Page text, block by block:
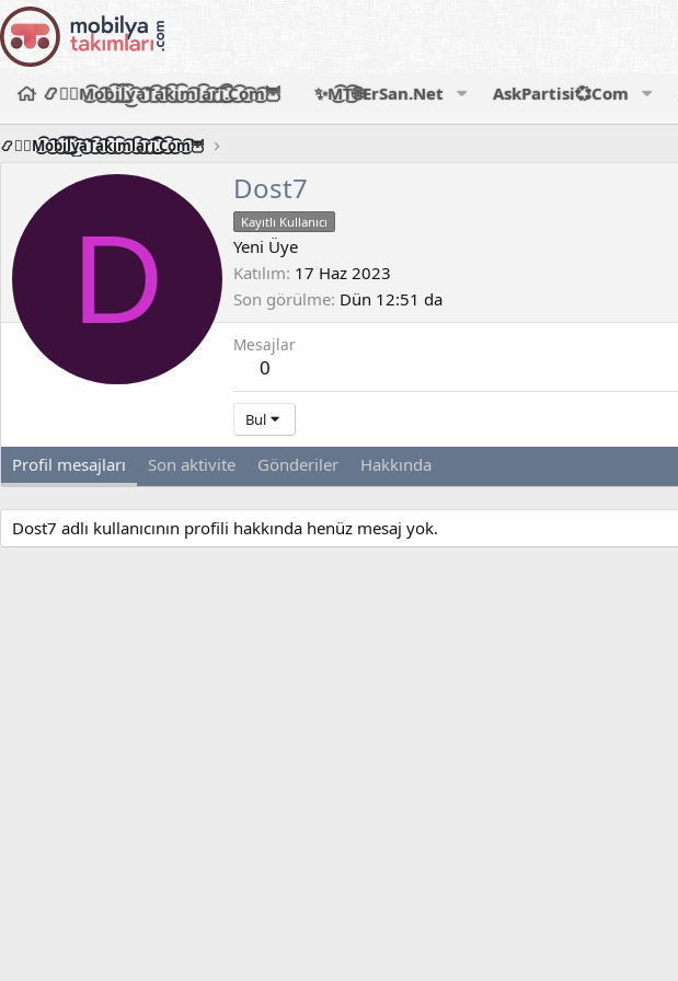
📿🧙‍♂️M͜͡o͜͡b͜͡i͜͡l͜͡y͜͡a͜͡T͜͡a͜͡k͜͡i͜͡m͜͡l͜͡a͜͡r͜͡i͜͡.͜͡C͜͡o͜͡m͜͡🦉 ✨M͜͡T͜͡🌐ErSan.Net AskPartisi💞Com
📿🧙‍♂️M͜͡o͜͡b͜͡i͜͡l͜͡y͜͡a͜͡T͜͡a͜͡k͜͡i͜͡m͜͡l͜͡a͜͡r͜͡i͜͡.͜͡C͜͡o͜͡m͜͡🦉
D
Dost7
Kayıtlı Kullanıcı
Yeni Üye
Katılım 17 Haz 2023
Son görülme Dün 12:51 da
Mesajlar
0
Bul
Profil mesajları Son aktivite Gönderiler Hakkında
Dost7 adlı kullanıcının profili hakkında henüz mesaj yok.